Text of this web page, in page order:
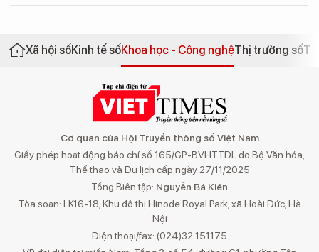
Xã hội sốKinh tế sốKhoa học - Công nghệThị trường số
Cơ quan của Hội Truyền thông số Việt Nam
Giấy phép hoạt động báo chí số 165/GP-BVHTTDL do Bộ Văn hóa,
Thể thao và Du lịch cấp ngày 27/11/2025
Tổng Biên tập: Nguyễn Bá Kiên
Tòa soạn: LK16-18, Khu đô thị Hinode Royal Park, xã Hoài Đức, Hà
Nội
Điện thoại/fax: (024)32 151175